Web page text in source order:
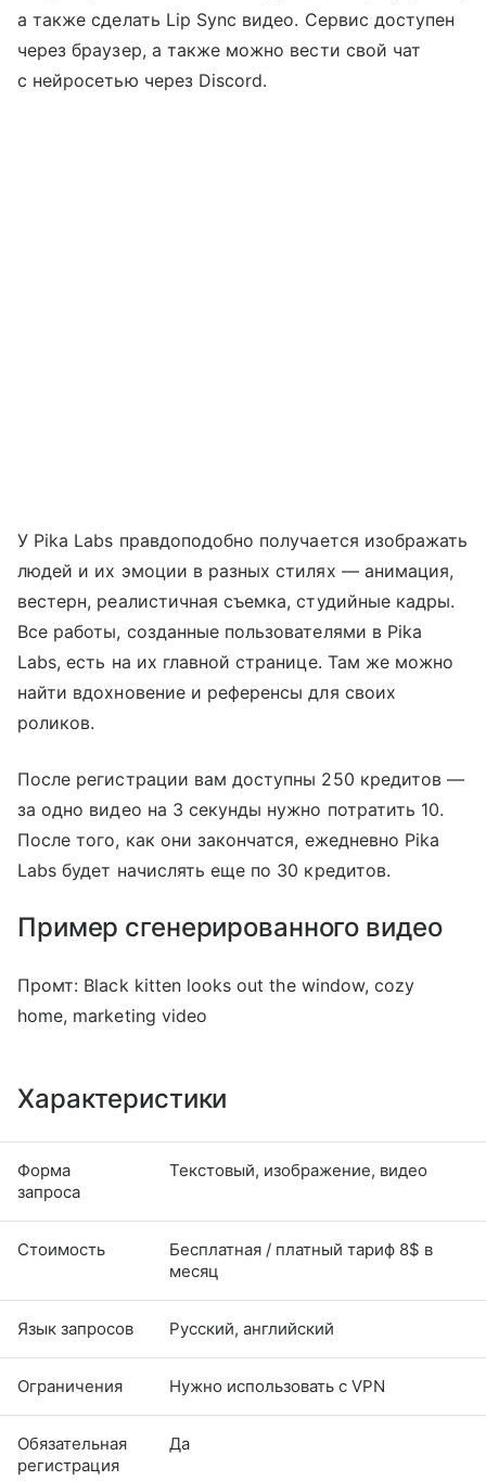
а также сделать Lip Sync видео. Сервис доступен
через браузер, а также можно вести свой чат
с нейросетью через Discord.
У Pika Labs правдоподобно получается изображать
людей и их эмоции в разных стилях — анимация,
вестерн, реалистичная съемка, студийные кадры.
Все работы, созданные пользователями в Pika
Labs, есть на их главной странице. Там же можно
найти вдохновение и референсы для своих
роликов.
После регистрации вам доступны 250 кредитов —
за одно видео на 3 секунды нужно потратить 10.
После того, как они закончатся, ежедневно Pika
Labs будет начислять еще по 30 кредитов.
Пример сгенерированного видео
Промт: Black kitten looks out the window, cozy
home, marketing video
Характеристики
Форма
запроса
Текстовый, изображение, видео
Стоимость
Бесплатная / платный тариф 8$ в
месяц
Язык запросов Русский, английский
Ограничения Нужно использовать с VPN
Обязательная
регистрация
Да